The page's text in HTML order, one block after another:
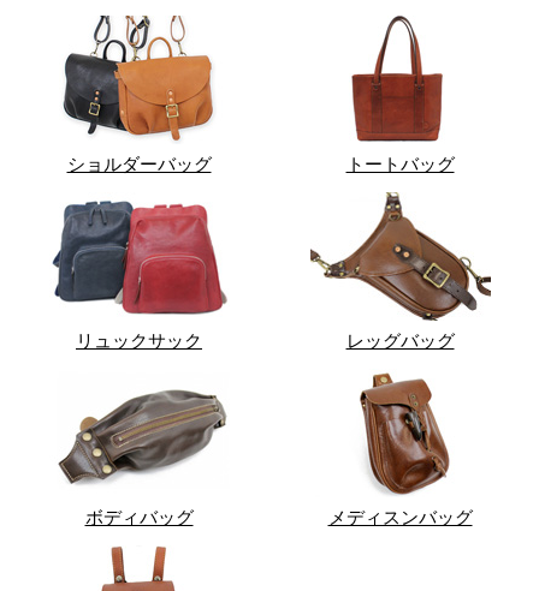
ショルダーバッグ トートバッグ
リュックサック レッグバッグ
ボディバッグ メディスンバッグ